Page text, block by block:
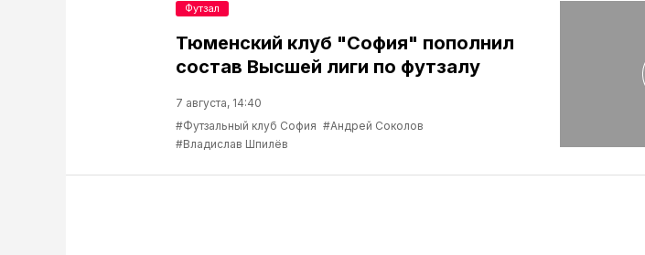
Тюменский клуб "София" пополнил
состав Высшей лиги по футзалу
7 августа, 14:40
#Футзальный клуб София #Андрей Соколов
#Владислав Шпилёв
Футзал